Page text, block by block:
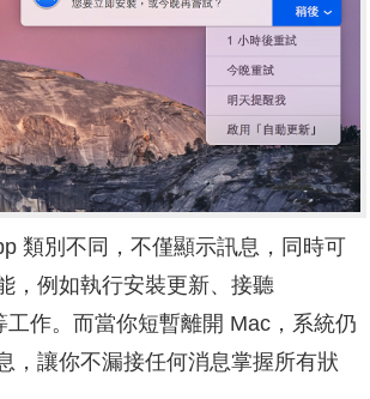
類別不同，不僅顯示訊息，同時可
，例如執行安裝更新、接聽
工作。而當你短暫離開 Mac，系統仍
，讓你不漏接任何消息掌握所有狀